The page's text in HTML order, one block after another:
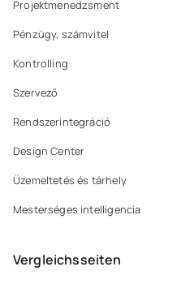
Projektmenedzsment
Pénzügy, számvitel
Kontrolling
Szervező
Rendszerintegráció
Design Center
Üzemeltetés és tárhely
Mesterséges intelligencia
Vergleichsseiten